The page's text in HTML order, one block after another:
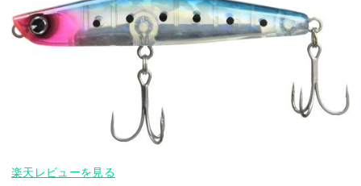
楽天レビューを見る